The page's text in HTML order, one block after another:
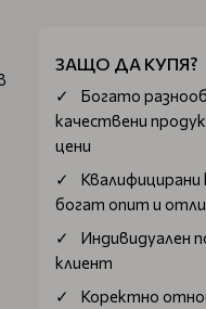
ЗАЩО ДА КУПЯ?
Богатo
качествени
цени
богат опит и
Индивидуален
клиент
Коректно